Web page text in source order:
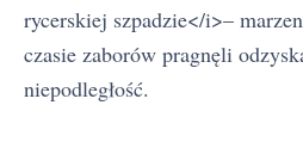
rycerskiej szpadzie</i>–
czasie zaborów pragnęli
niepodległość.